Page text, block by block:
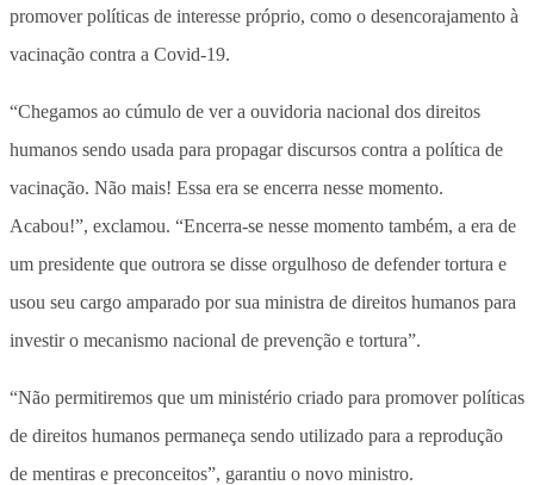
promover políticas de interesse próprio, como o desencorajamento à
vacinação contra a Covid-19.
“Chegamos ao cúmulo de ver a ouvidoria nacional dos direitos
humanos sendo usada para propagar discursos contra a política de
vacinação. Não mais! Essa era se encerra nesse momento.
Acabou!”, exclamou. “Encerra-se nesse momento também, a era de
um presidente que outrora se disse orgulhoso de defender tortura e
usou seu cargo amparado por sua ministra de direitos humanos para
investir o mecanismo nacional de prevenção e tortura”.
“Não permitiremos que um ministério criado para promover políticas
de direitos humanos permaneça sendo utilizado para a reprodução
de mentiras e preconceitos”, garantiu o novo ministro.